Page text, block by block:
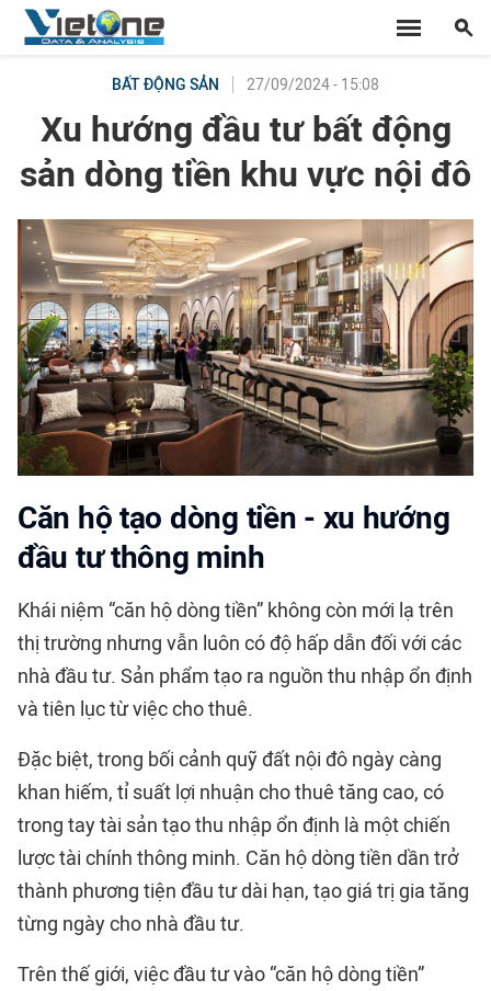
BẤT ĐỘNG SẢN 27/09/2024 - 15:08
Xu hướng đầu tư bất động
sản dòng tiền khu vực nội đô
Căn hộ tạo dòng tiền - xu hướng
đầu tư thông minh
Khái niệm “căn hộ dòng tiền” không còn mới lạ trên
thị trường nhưng vẫn luôn có độ hấp dẫn đối với các
nhà đầu tư. Sản phẩm tạo ra nguồn thu nhập ổn định
và tiên lục từ việc cho thuê.
Đặc biệt, trong bối cảnh quỹ đất nội đô ngày càng
khan hiếm, tỉ suất lợi nhuận cho thuê tăng cao, có
trong tay tài sản tạo thu nhập ổn định là một chiến
lược tài chính thông minh. Căn hộ dòng tiền dần trở
thành phương tiện đầu tư dài hạn, tạo giá trị gia tăng
từng ngày cho nhà đầu tư.
Trên thế giới, việc đầu tư vào “căn hộ dòng tiền”